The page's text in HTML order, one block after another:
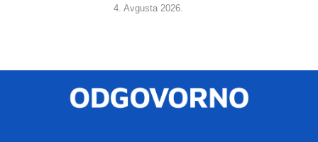
4. Avgusta 2026.